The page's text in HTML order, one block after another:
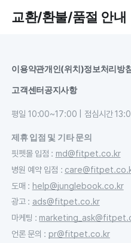
교환/환불/품절 안내
이용약관개인(위치)정보처리방
고객센터공지사항
평일 10:00~17:00 | 점심시간
제휴 입점 및 기타 문의
핏펫몰 입점 : md@fitpet.co.kr
병원 예약 입점 :
도매 : help@junglebook.co.kr
광고: ads@fitpet.co.kr
마케팅 :
언론 문의 : pr@fitpet.co.kr